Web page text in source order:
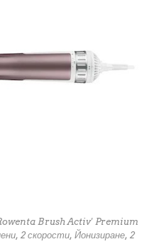
Brush Activ' Premium
2 скорости, Йонизиране, 2